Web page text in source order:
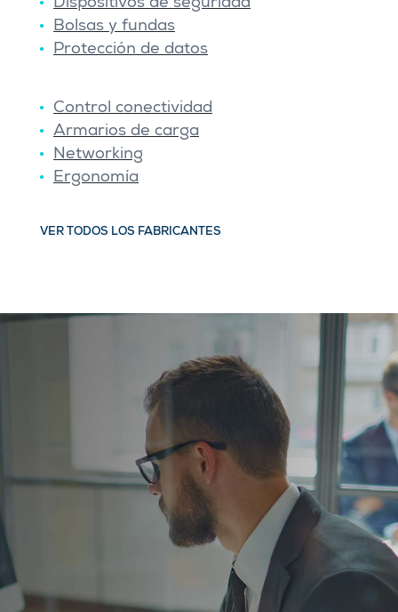
Dispositivos de seguridad
Bolsas y fundas
Protección de datos
Control conectividad
Armarios de carga
Networking
Ergonomía
VER TODOS LOS FABRICANTES